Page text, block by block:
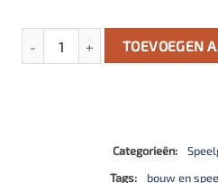
Onderzoeksschip aantalTOEVOEGEN
Categorieën:
Tags:
bouw en